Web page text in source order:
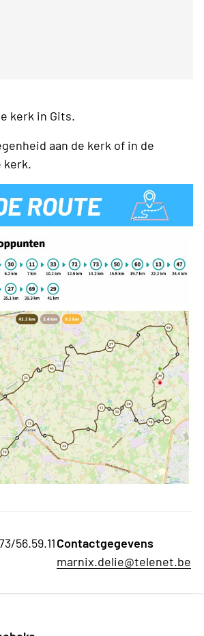
kerk in Gits.
aan de kerk of in de
kerk.
56.59.11Contactgegevens
marnix.delie@telenet.be